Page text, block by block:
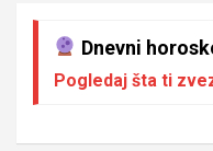
Dnevni
Pogledaj šta ti